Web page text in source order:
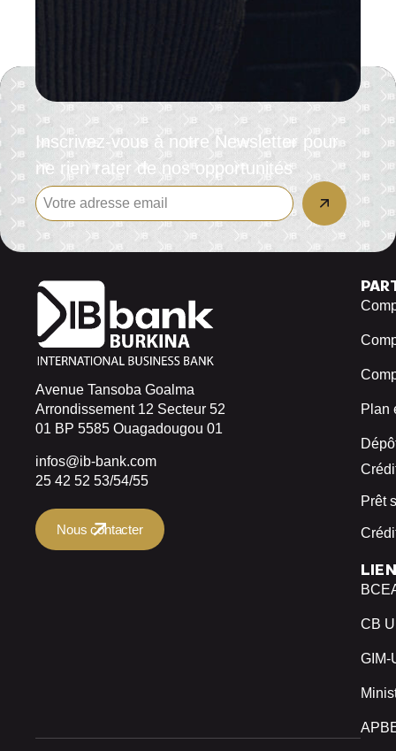
Inscrivez-vous à notre Newsletter pour
ne rien rater de nos opportunités
Avenue Tansoba Goalma
Arrondissement 12 Secteur 52
01 BP 5585 Ouagadougou 01
infos@ib-bank.com
25 42 52 53/54/55
Nous contacter
Plan
Prêt
CB
GIM-